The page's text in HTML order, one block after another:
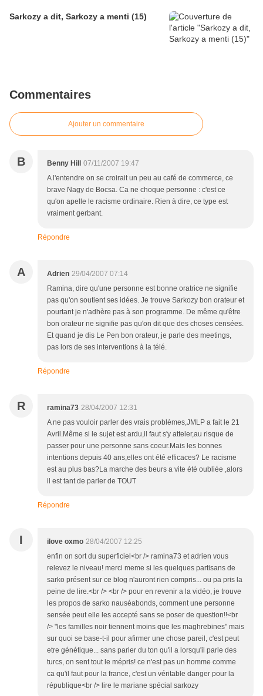
Sarkozy a dit, Sarkozy a menti (15)
Commentaires
Ajouter un commentaire
B Benny Hill
07/11/2007 19:47
A l'entendre on se croirait un peu au café de commerce, ce
brave Nagy de Bocsa. Ca ne choque personne : c'est ce
qu'on apelle le racisme ordinaire. Rien à dire, ce type est
vraiment gerbant.
Répondre
A Adrien 29/04/2007 07:14
Ramina, dire qu'une personne est bonne oratrice ne signifie
pas qu'on soutient ses idées. Je trouve Sarkozy bon orateur et
pourtant je n'adhère pas à son programme. De même qu'être
bon orateur ne signifie pas qu'on dit que des choses censées.
Et quand je dis Le Pen bon orateur, je parle des meetings,
pas lors de ses interventions à la télé.
Répondre
R ramina73 28/04/2007 12:31
A ne pas vouloir parler des vrais problèmes,JMLP a fait le 21
Avril.Même si le sujet est ardu,il faut s'y atteler,au risque de
passer pour une personne sans coeur.Mais les bonnes
intentions depuis 40 ans,elles ont été efficaces? Le racisme
est au plus bas?La marche des beurs a vite été oubliée ,alors
il est tant de parler de TOUT
Répondre
I ilove oxmo 28/04/2007 12:25
enfin on sort du superficiel<br /> ramina73 et adrien vous
relevez le niveau! merci meme si les quelques partisans de
sarko présent sur ce blog n'auront rien compris... ou pa pris la
peine de lire.<br /> <br /> pour en revenir a la vidéo, je trouve
les propos de sarko nauséabonds, comment une personne
sensée peut elle les accepté sans se poser de question!!<br
/> "les familles noir tiennent moins que les maghrebines" mais
sur quoi se base-t-il pour afirmer une chose pareil, c'est peut
etre génétique... sans parler du ton qu'il a lorsqu'il parle des
turcs, on sent tout le mépris! ce n'est pas un homme comme
ca qu'il faut pour la france, c'est un véritable danger pour la
république<br /> lire le mariane spécial sarkozy